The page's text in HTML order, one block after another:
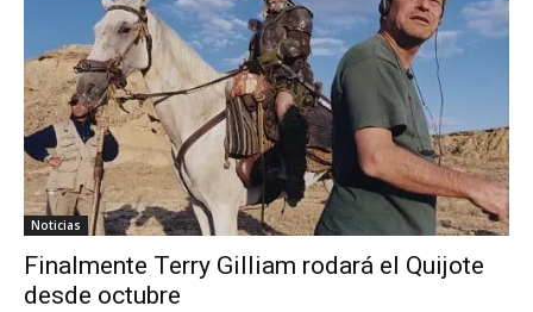
Noticias
Finalmente Terry Gilliam rodará el Quijote
desde octubre